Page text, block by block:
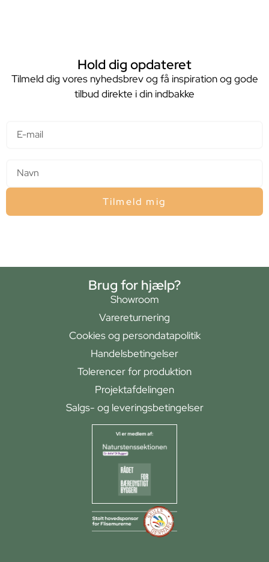
Hold dig opdateret
Tilmeld dig vores nyhedsbrev og få inspiration og gode
tilbud direkte i din indbakke
Tilmeld mig
Brug for hjælp?
Showroom
Varereturnering
Cookies og persondatapolitik
Handelsbetingelser
Tolerencer for produktion
Projektafdelingen
Salgs- og leveringsbetingelser